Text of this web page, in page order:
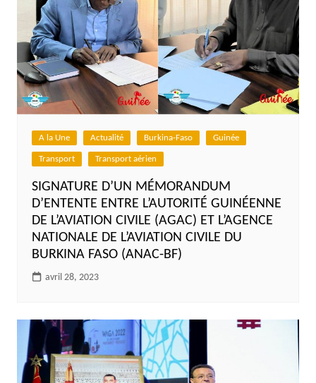
A la Une Actualité Burkina-Faso Guinée
Transport Transport aérien
SIGNATURE D’UN MÉMORANDUM
D’ENTENTE ENTRE L’AUTORITÉ GUINÉENNE
DE L’AVIATION CIVILE (AGAC) ET L’AGENCE
NATIONALE DE L’AVIATION CIVILE DU
BURKINA FASO (ANAC-BF)
avril 28, 2023